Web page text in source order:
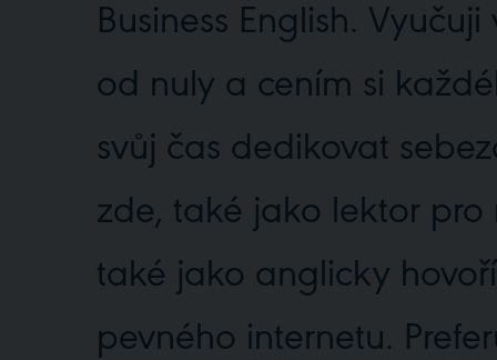
Business English.
od nuly a cením si
svůj čas dedikovat
zde, také jako lektor
také jako anglicky
pevného internetu.